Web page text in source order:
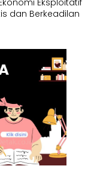
Eksploitatif
dan Berkeadilan